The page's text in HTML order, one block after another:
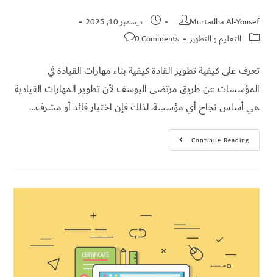
Murtadha Al-Yousef
ديسمبر 10, 2025
التعليم و التطوير
0 Comments
تعرف على كيفية تطوير القادة كيفية بناء مهارات القيادة في
المؤسسات عن طريق مرتضى اليوسف لأن تطوير المهارات القيادية
هي أساس نجاح أي مؤسسة، لذلك فإن اختيار قائد أو مشرف…
Continue Reading